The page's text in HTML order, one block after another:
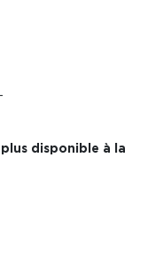
disponible à la